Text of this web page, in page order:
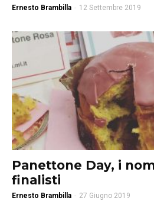
Ernesto Brambilla - 12 Settembre 2019
Panettone Day, i
finalisti
Ernesto Brambilla - 27 Giugno 2019